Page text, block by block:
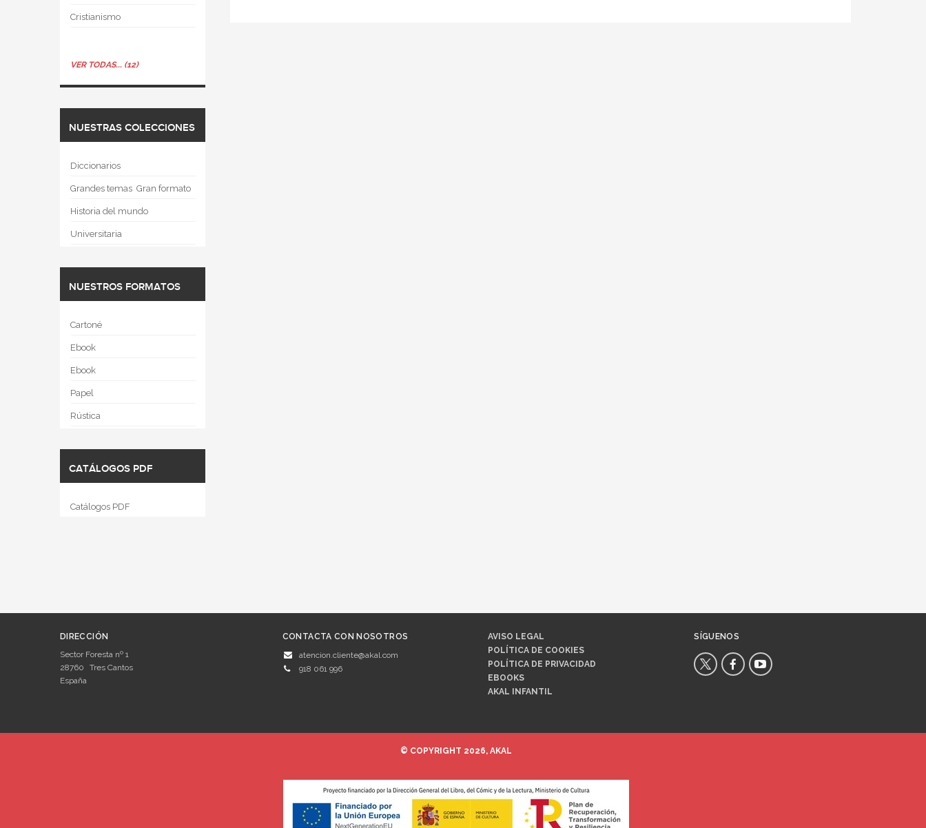
Cristianismo
VER TODAS... (12)
NUESTRAS COLECCIONES
Diccionarios
Grandes temas  Gran formato
Historia del mundo
Universitaria
NUESTROS FORMATOS
Cartoné
Ebook
Ebook
Papel
Rústica
CATÁLOGOS PDF
Catálogos PDF
DIRECCIÓN
Sector Foresta nº 1
28760
Tres Cantos
España
CONTACTA CON NOSOTROS
atencion.cliente@akal.com
918 061 996
AVISO LEGAL
POLÍTICA DE COOKIES
POLÍTICA DE PRIVACIDAD
EBOOKS
AKAL INFANTIL
SÍGUENOS
© COPYRIGHT 2026, AKAL